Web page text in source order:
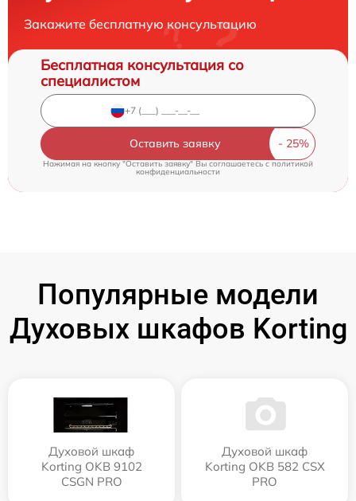
Закажите бесплатную консультацию
Бесплатная консультация со
специалистом
Оставить заявку
Нажимая на кнопку "Оставить заявку" Вы соглашаетесь cполитикой
конфиденциальности
Популярные модели
Духовых шкафов Korting
Духовой шкаф
Korting OKB 9102
CSGN PRO
Духовой шкаф
Korting OKB 582 CSX
PRO